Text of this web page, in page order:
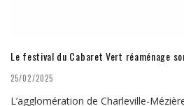
Le festival du Cabaret Vert réaménage
25/02/2025
L’agglomération de Charleville-